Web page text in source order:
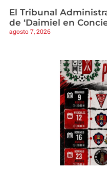
El Tribunal
de ‘Daimiel en
agosto 7, 2026